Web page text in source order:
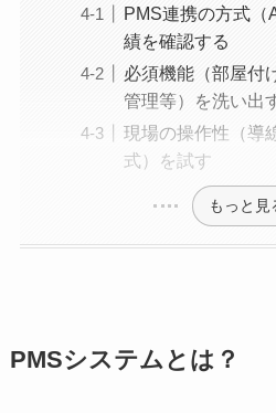
PMS連携の方式（
績を確認する
必須機能（部屋付
管理等）を洗い出
現場の操作性（導
式）を試す
もっと見
PMSシステムとは？